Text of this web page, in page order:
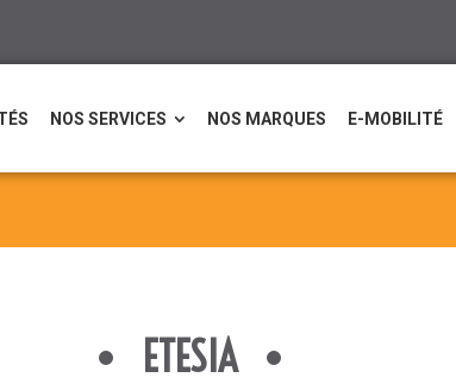
NOS SERVICES NOS MARQUES E-MOBILITÉ
ETESIA